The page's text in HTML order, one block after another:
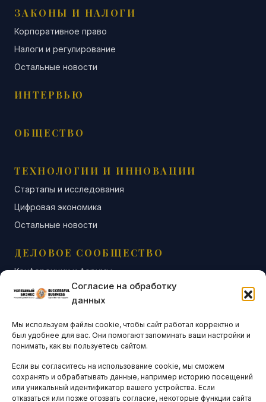
Согласие на обработку
данных
Мы используем файлы cookie, чтобы сайт работал корректно и
был удобнее для вас. Они помогают запоминать ваши настройки и
понимать, как вы пользуетесь сайтом.
Если вы согласитесь на использование cookie, мы сможем
сохранять и обрабатывать данные, например историю посещений
или уникальный идентификатор вашего устройства. Если
отказаться или позже отозвать согласие, некоторые функции сайта
ЗАКОНЫ И НАЛОГИ
Корпоративное право
Налоги и регулирование
Остальные новости
ИНТЕРВЬЮ
ОБЩЕСТВО
ТЕХНОЛОГИИ И ИННОВАЦИИ
Стартапы и исследования
Цифровая экономика
Остальные новости
ДЕЛОВОЕ СООБЩЕСТВО
Конференции и форумы
Бизнес-клубы и ассоциации
Остальные новости
АНАЛИТИКА И СТАТИСТИКА
ARTICLES IN ENGLISH